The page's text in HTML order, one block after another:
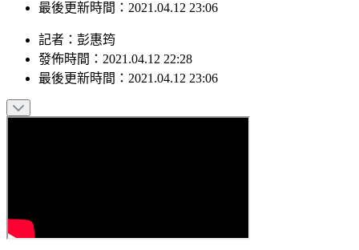
發佈時間：2021.04.12 22:28
記者：彭惠筠
發佈時間：2021.04.12 22:28